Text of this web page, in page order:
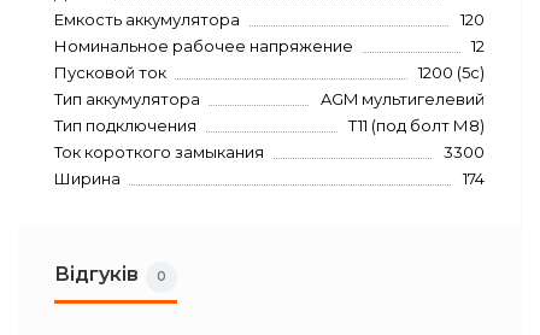
Емкость аккумулятора
120
Номинальное рабочее напряжение
12
Пусковой ток
1200 (5с)
Тип аккумулятора
AGM мультигелевий
Тип подключения
T11 (под болт М8)
Ток короткого замыкания
3300
Ширина
174
Відгуків 0